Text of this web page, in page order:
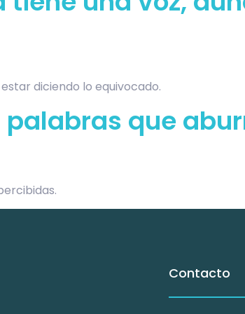
diciendo lo equivocado.
que
Contacto